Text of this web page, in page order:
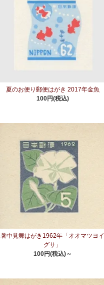
夏のお便り郵便はがき 2017年金魚
100円(税込)
暑中見舞はがき1962年「オオマツヨイ
グサ」
100円(税込)～